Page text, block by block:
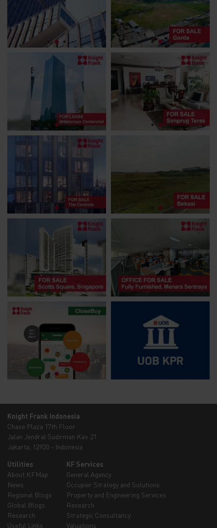
Knight Frank Indonesia
Chase Plaza 17th Floor
Jalan Jendral Sudirman Kav. 21
Jakarta, 12920 - Indonesia
Utilities
About KFMap
News
Regional Blogs
Global Blogs
Research
Useful Links
KF Services
General Agency
Occupier Strategy and Solutions
Property and Engineering Services
Research
Strategic Consultancy
Valuations